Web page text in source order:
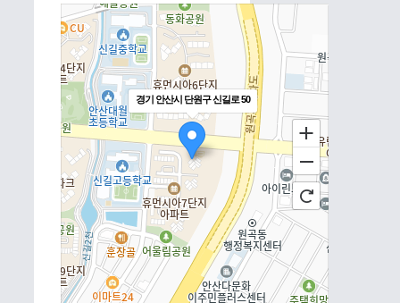
경기 안산시 단원구 신길로 50